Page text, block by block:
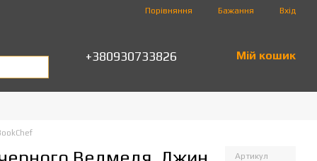
Порівняння Бажання Вхід
+380930733826 Мій кошик
Артикул